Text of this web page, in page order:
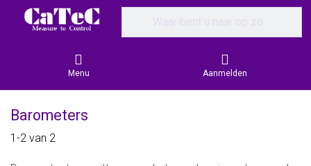
Menu Aanmelden
Barometers
Search results:
1-2 van 2